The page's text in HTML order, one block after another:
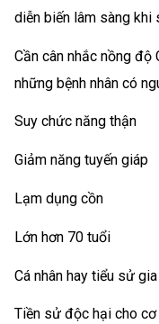
diễn biến lâm sàng khi
Cần cân nhắc nồng
những bệnh nhân có
Suy chức năng thận
Giảm năng tuyến giáp
Lạm dụng cồn
Lớn hơn 70 tuổi
Cá nhân hay tiểu sử
Tiền sử độc hại cho